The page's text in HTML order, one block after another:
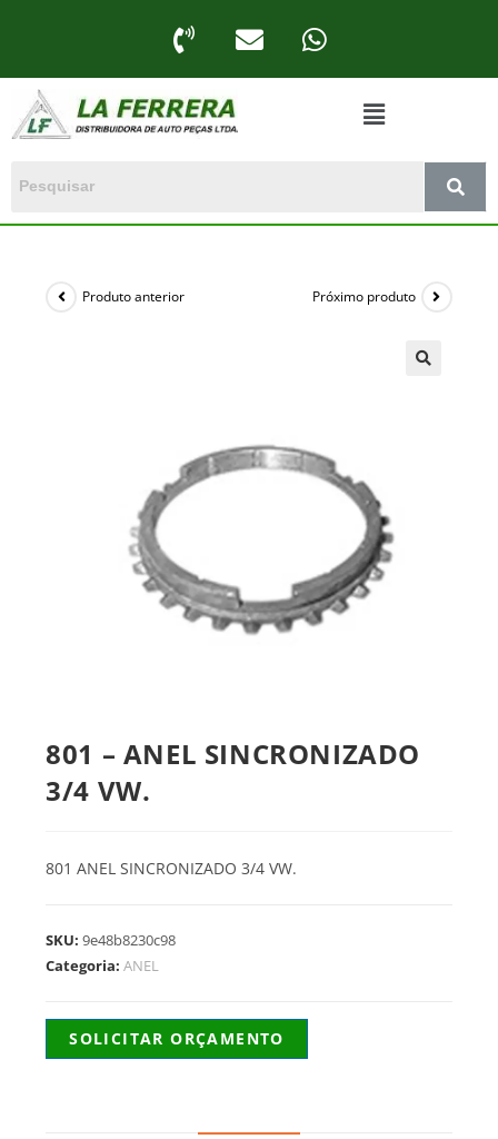
Produto anterior Próximo produto
801 – ANEL SINCRONIZADO
3/4 VW.
801 ANEL SINCRONIZADO 3/4 VW.
SKU:9e48b8230c98
Categoria:ANEL
SOLICITAR ORÇAMENTO